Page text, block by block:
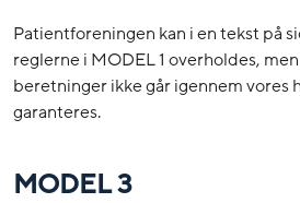
Patientforeningen kan i en tekst på
reglerne i MODEL 1 overholdes,
beretninger ikke går igennem vores
garanteres.
MODEL 3